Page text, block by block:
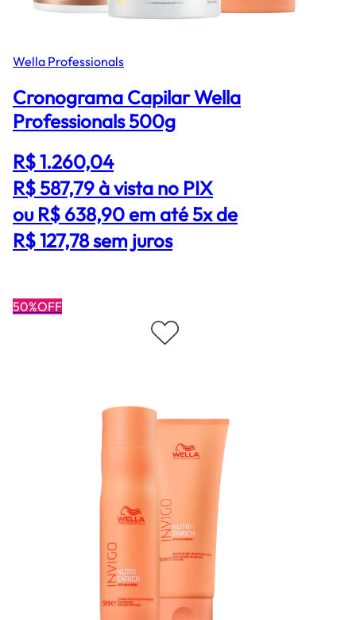
Wella Professionals
Cronograma Capilar Wella
Professionals 500g
R$ 1.260,04
R$ 587,79à vista no PIX
ou R$ 638,90 em até 5x de
R$ 127,78 sem juros
50%OFF